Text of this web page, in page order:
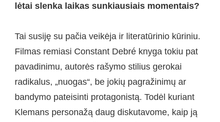
lėtai slenka laikas sunkiausiais momentais?
Tai susiję su pačia veikėja ir literatūrinio kūriniu.
Filmas remiasi Constant Debré knyga tokiu pat
pavadinimu, autorės rašymo stilius gerokai
radikalus, „nuogas“, be jokių pagražinimų ar
bandymo pateisinti protagonistą. Todėl kuriant
Klemans personažą daug diskutavome, kaip ją